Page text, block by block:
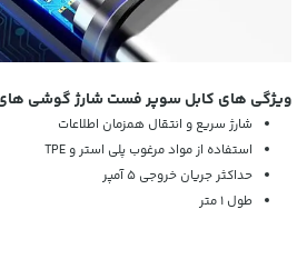
ویژگی های کابل سوپر فست شارژ گوشی
شارژ سریع و انتقال همزمان اطلاعات
استفاده از مواد مرغوب پلی استر و TPE
حداکثر جریان خروجی 5 آمپر
طول 1 متر